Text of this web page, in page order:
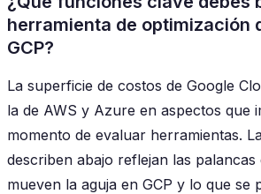
herramienta de optimización
GCP?
La superficie de costos de Google
la de AWS y Azure en aspectos que
momento de evaluar herramientas.
describen abajo reflejan las palancas
mueven la aguja en GCP y lo que se